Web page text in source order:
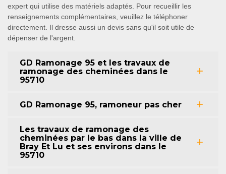
expert qui utilise des matériels adaptés. Pour recueillir les
renseignements complémentaires, veuillez le téléphoner
directement. Il dresse aussi un devis sans qu'il soit utile de
dépenser de l'argent.
GD Ramonage 95 et les travaux de
ramonage des cheminées dans le
95710
GD Ramonage 95, ramoneur pas cher
Les travaux de ramonage des
cheminées par le bas dans la ville de
Bray Et Lu et ses environs dans le
95710